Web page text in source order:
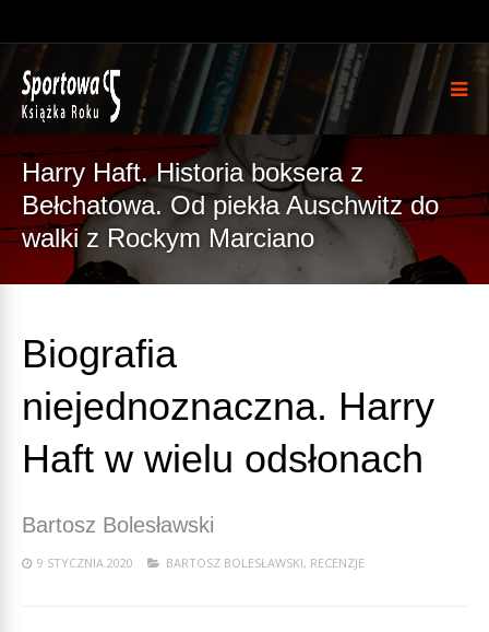
Harry Haft. Historia boksera z
Bełchatowa. Od piekła Auschwitz do
walki z Rockym Marciano
Biografia
niejednoznaczna. Harry
Haft w wielu odsłonach
Bartosz Bolesławski
9 STYCZNIA 2020 BARTOSZ BOLESŁAWSKI, RECENZJE